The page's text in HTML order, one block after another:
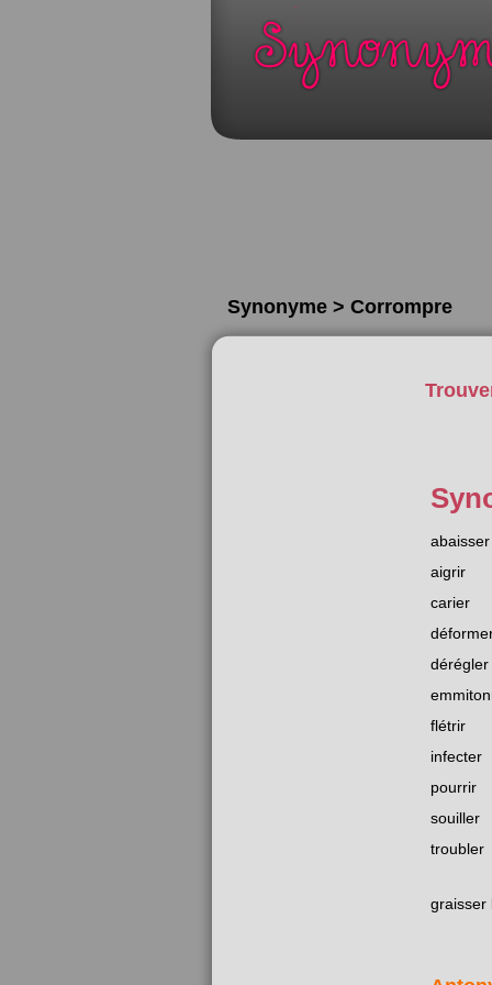
Synonyme > Corrompre
abaisser
aigrir
carier
dérégler
flétrir
infecter
pourrir
souiller
troubler
graisser